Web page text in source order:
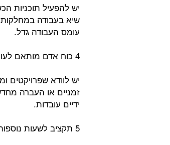
יש להפעיל תוכניות
שיא בעבודה במחלקות
עומס העבודה גדל.
4 כוח אדם מותאם לעומסים:
יש לוודא שפרויקטים
זמניים או העברה
ידיים עובדות.
5 תקציב לשעות נוספות: